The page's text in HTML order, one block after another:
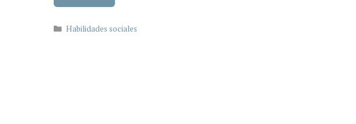
Categorías
Habilidades sociales